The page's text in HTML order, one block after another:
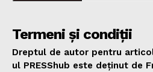
Termeni și condiții
Dreptul de autor pentru
ul PRESShub este deținut de